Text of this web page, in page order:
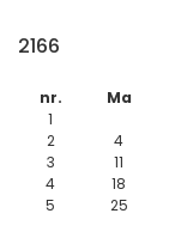
2166
nr. Ma
1
2
4
3
11
4
18
5
25